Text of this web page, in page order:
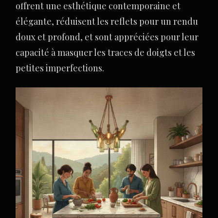
offrent une esthétique contemporaine et
élégante, réduisent les reflets pour un rendu
doux et profond, et sont appréciées pour leur
capacité à masquer les traces de doigts et les
petites imperfections.